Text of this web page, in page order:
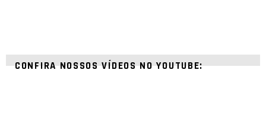
CONFIRA NOSSOS VÍDEOS NO YOUTUBE: